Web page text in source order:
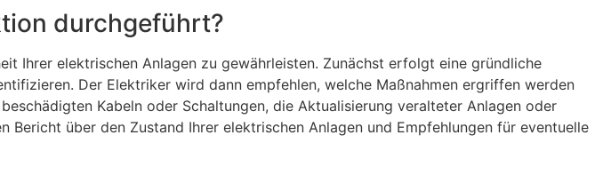
durchgeführt?
Ihrer elektrischen Anlagen zu gewährleisten. Zunächst erfolgt eine gründliche
Der Elektriker wird dann empfehlen, welche Maßnahmen ergriffen werden
Kabeln oder Schaltungen, die Aktualisierung veralteter Anlagen oder
über den Zustand Ihrer elektrischen Anlagen und Empfehlungen für eventuelle